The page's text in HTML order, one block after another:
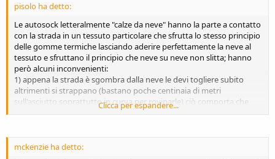
pisolo ha detto:
Le autosock letteralmente "calze da neve" hanno la parte a contatto
con la strada in un tessuto particolare che sfrutta lo stesso principio
delle gomme termiche lasciando aderire perfettamente la neve al
tessuto e sfruttano il principio che neve su neve non slitta; hanno
però alcuni inconvenienti:
1) appena la strada è sgombra dalla neve le devi togliere subito
altrimenti si strappano (bastano poche centinaia di metri
sull'asciutto soprattutto in curva per rovinarle) ciò comporta che
quando si alternano quei tratti innevati-asciutti, mentre con le
2) attualmante non sono omologate quindi in caso di obbligo di
Clicca per espandere...
mckenzie ha detto: